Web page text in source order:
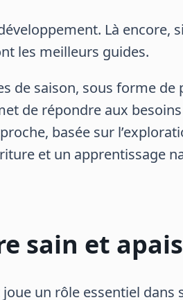
Là
les meilleurs guides.
saison, sous forme de
de répondre aux
basée sur
et un apprentissage
sain et
un rôle essentiel